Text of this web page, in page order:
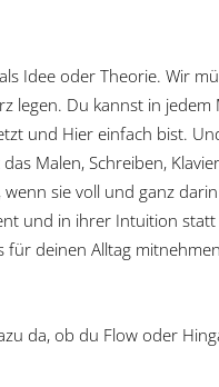
Idee oder Theorie. Wir
legen. Du kannst in
und Hier einfach bist.
Malen, Schreiben,
sie voll und ganz
und in ihrer Intuition
deinen Alltag
da, ob du Flow oder